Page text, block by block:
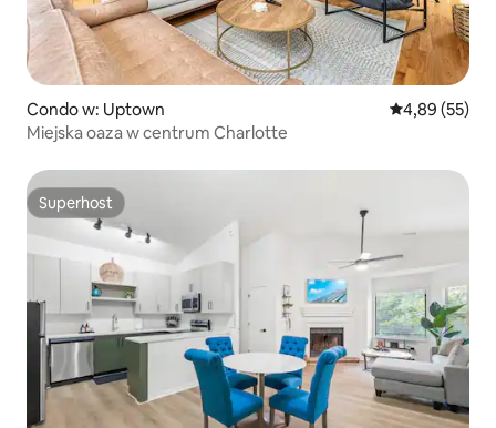
Condo w: Uptown Średnia
4,89 (55)
Miejska oaza w centrum Charlotte
Superhost
Superhost